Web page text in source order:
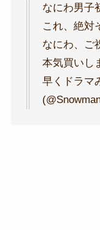
なにわ男子
これ、絶対
なにわ、ご
本気買いし
早くドラマ